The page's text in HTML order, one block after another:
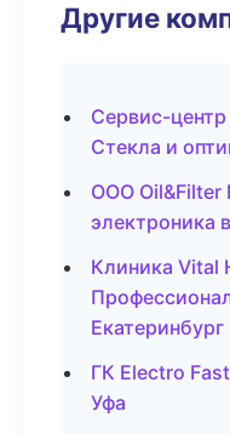
Другие
Сервис-
Стекла и
ООО Oil&Filter
электроника
Клиника Vital
Екатеринбург
ГК Electro
Уфа